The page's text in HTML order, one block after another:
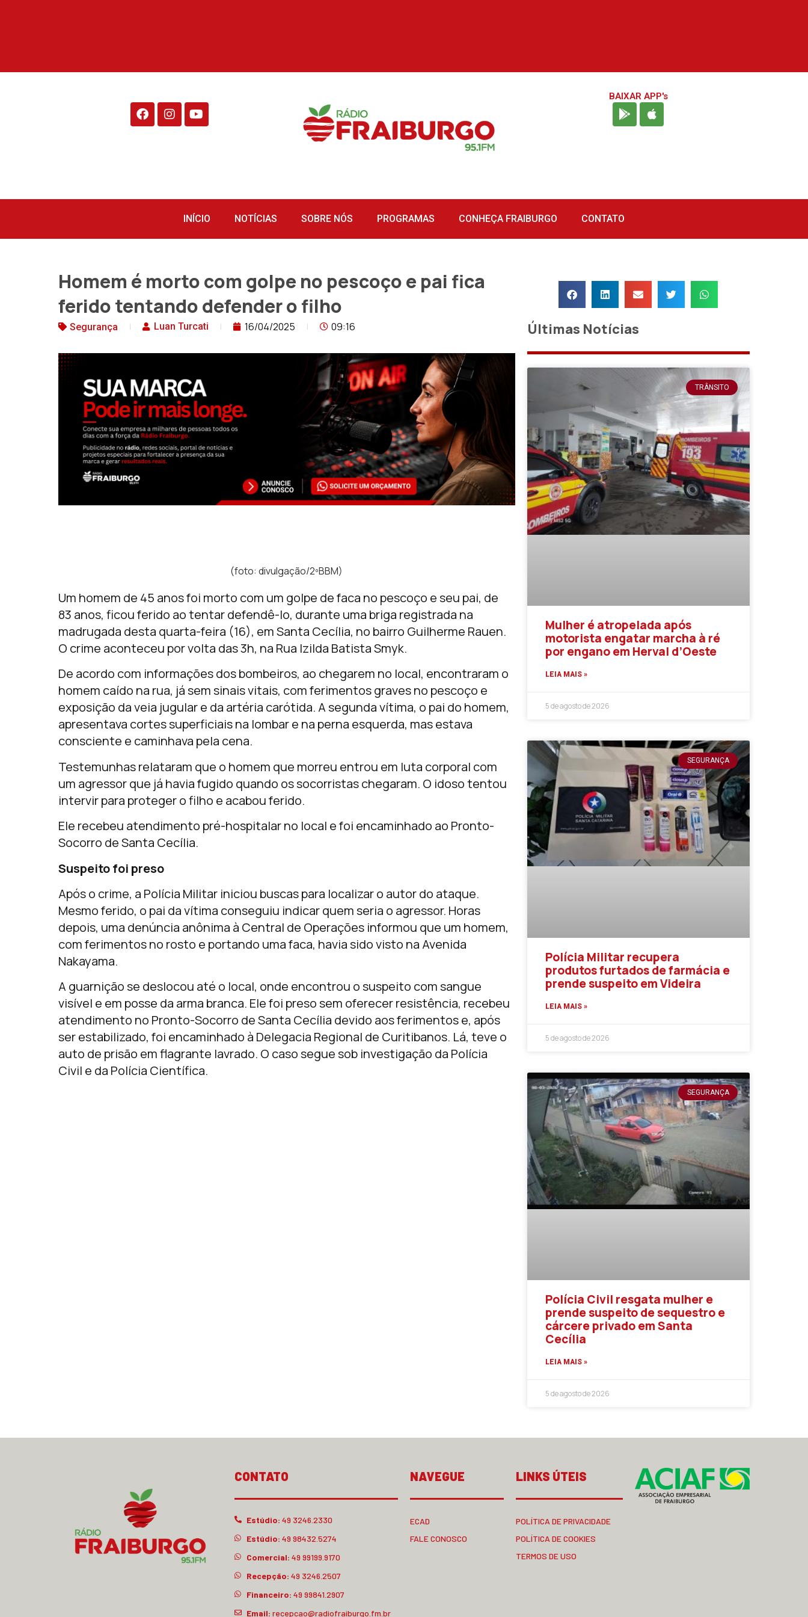
BAIXAR APP's
INÍCIO NOTÍCIAS SOBRE NÓS PROGRAMAS CONHEÇA FRAIBURGO CONTATO
Homem é morto com golpe no pescoço e pai fica
ferido tentando defender o filho
Segurança Luan Turcati 16/04/2025 09:16
(foto: divulgação/2ºBBM)
Um homem de 45 anos foi morto com um golpe de faca no pescoço e seu pai, de
83 anos, ficou ferido ao tentar defendê-lo, durante uma briga registrada na
madrugada desta quarta-feira (16), em Santa Cecília, no bairro Guilherme Rauen.
O crime aconteceu por volta das 3h, na Rua Izilda Batista Smyk.
De acordo com informações dos bombeiros, ao chegarem no local, encontraram o
homem caído na rua, já sem sinais vitais, com ferimentos graves no pescoço e
exposição da veia jugular e da artéria carótida. A segunda vítima, o pai do homem,
apresentava cortes superficiais na lombar e na perna esquerda, mas estava
consciente e caminhava pela cena.
Testemunhas relataram que o homem que morreu entrou em luta corporal com
um agressor que já havia fugido quando os socorristas chegaram. O idoso tentou
intervir para proteger o filho e acabou ferido.
Ele recebeu atendimento pré-hospitalar no local e foi encaminhado ao Pronto-
Socorro de Santa Cecília.
Suspeito foi preso
Após o crime, a Polícia Militar iniciou buscas para localizar o autor do ataque.
Mesmo ferido, o pai da vítima conseguiu indicar quem seria o agressor. Horas
depois, uma denúncia anônima à Central de Operações informou que um homem,
com ferimentos no rosto e portando uma faca, havia sido visto na Avenida
Nakayama.
A guarnição se deslocou até o local, onde encontrou o suspeito com sangue
visível e em posse da arma branca. Ele foi preso sem oferecer resistência, recebeu
atendimento no Pronto-Socorro de Santa Cecília devido aos ferimentos e, após
ser estabilizado, foi encaminhado à Delegacia Regional de Curitibanos. Lá, teve o
auto de prisão em flagrante lavrado. O caso segue sob investigação da Polícia
Civil e da Polícia Científica.
Últimas Notícias
TRÂNSITO
Mulher é atropelada após
motorista engatar marcha à ré
por engano em Herval d’Oeste
LEIA MAIS »
5 de agosto de 2026
SEGURANÇA
Polícia Militar recupera
produtos furtados de farmácia e
prende suspeito em Videira
LEIA MAIS »
5 de agosto de 2026
SEGURANÇA
Polícia Civil resgata mulher e
prende suspeito de sequestro e
cárcere privado em Santa
Cecília
LEIA MAIS »
5 de agosto de 2026
CONTATO
Estúdio: 49 3246.2330
Estúdio: 49 98432.5274
Comercial: 49 99199.9170
Recepção: 49 3246.2507
Financeiro: 49 99841.2907
Email: recepcao@radiofraiburgo.fm.br
NAVEGUE
ECAD
FALE CONOSCO
LINKS ÚTEIS
POLÍTICA DE PRIVACIDADE
POLÍTICA DE COOKIES
TERMOS DE USO